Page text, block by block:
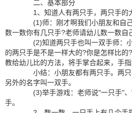
二、基本部分
1、知道人有两只手，两只手的大
(1)师：刚才啊我们小朋友和自
数一数你有几只手?老师请幼儿数一数自
(2)知道两只手也叫一双手师：
的两只手是不是一样大的?你是怎样比
教给幼儿比的方法，将手掌合起来，手
小结：小朋友都有两只手。两只
另外的名字叫一双手。
(3)举手游戏：老师说"一只手"、
手。